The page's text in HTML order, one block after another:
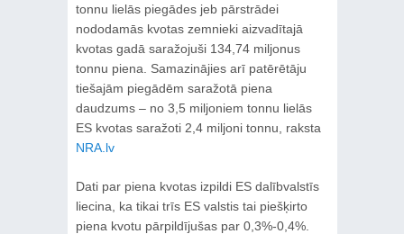
tonnu lielās piegādes jeb pārstrādei
nododamās kvotas zemnieki aizvadītajā
kvotas gadā saražojuši 134,74 miljonus
tonnu piena. Samazinājies arī patērētāju
tiešajām piegādēm saražotā piena
daudzums – no 3,5 miljoniem tonnu lielās
ES kvotas saražoti 2,4 miljoni tonnu, raksta
NRA.lv
Dati par piena kvotas izpildi ES dalībvalstīs
liecina, ka tikai trīs ES valstis tai piešķirto
piena kvotu pārpildījušas par 0,3%-0,4%.